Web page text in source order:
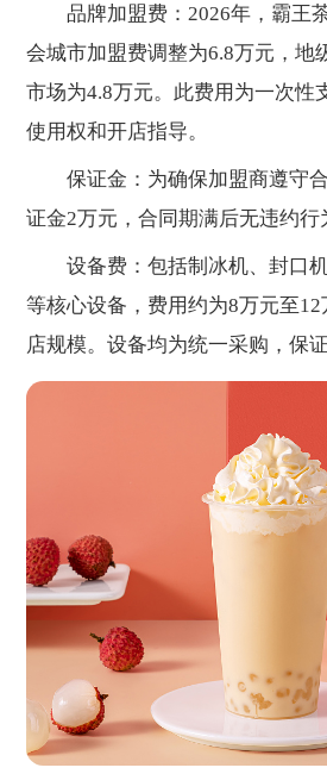
品牌加盟费：2026年，霸王
会城市加盟费调整为6.8万元，地
市场为4.8万元。此费用为一次性
使用权和开店指导。
保证金：为确保加盟商遵守合
证金2万元，合同期满后无违约行
设备费：包括制冰机、封口机
等核心设备，费用约为8万元至
店规模。设备均为统一采购，保